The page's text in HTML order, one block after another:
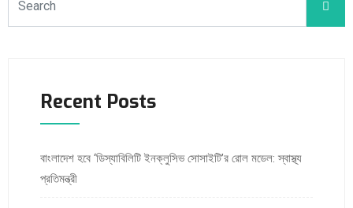
Recent Posts
বাংলাদেশ হবে ‘ডিস্যাবিলিটি ইনক্লুসিভ সোসাইটি’র রোল মডেল: স্বাস্থ্য
প্রতিমন্ত্রী